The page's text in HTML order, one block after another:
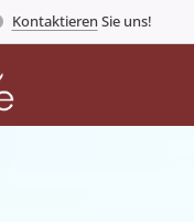
Kontaktieren Sie uns!